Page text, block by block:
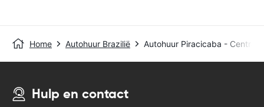
Home Autohuur Brazilië Autohuur Piracicaba - Central
Hulp en contact